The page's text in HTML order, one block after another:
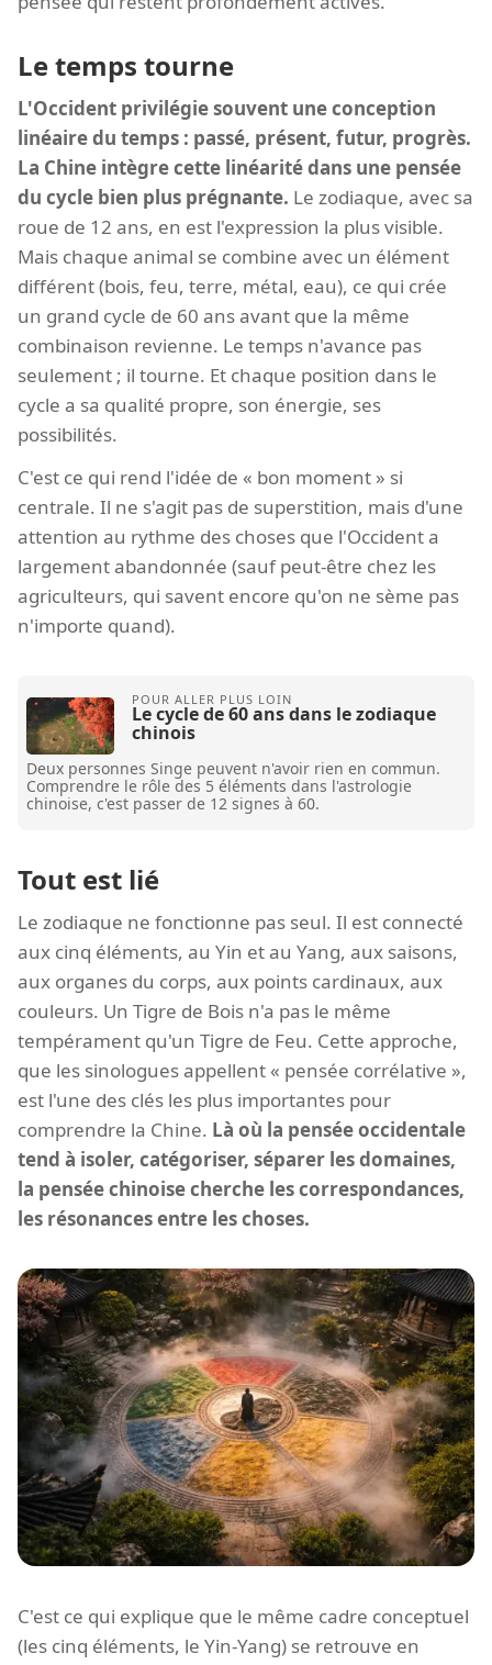
Le temps tourne
L'Occident privilégie souvent une conception
linéaire du temps : passé, présent, futur, progrès.
La Chine intègre cette linéarité dans une pensée
du cycle bien plus prégnante. Le zodiaque, avec sa
roue de 12 ans, en est l'expression la plus visible.
Mais chaque animal se combine avec un élément
différent (bois, feu, terre, métal, eau), ce qui crée
un grand cycle de 60 ans avant que la même
combinaison revienne. Le temps n'avance pas
seulement ; il tourne. Et chaque position dans le
cycle a sa qualité propre, son énergie, ses
possibilités.
C'est ce qui rend l'idée de « bon moment » si
centrale. Il ne s'agit pas de superstition, mais d'une
attention au rythme des choses que l'Occident a
largement abandonnée (sauf peut-être chez les
agriculteurs, qui savent encore qu'on ne sème pas
n'importe quand).
Le cycle de 60 ans dans le zodiaque
chinois
Deux personnes Singe peuvent n'avoir rien en commun.
Comprendre le rôle des 5 éléments dans l'astrologie
chinoise, c'est passer de 12 signes à 60.
Tout est lié
Le zodiaque ne fonctionne pas seul. Il est connecté
aux cinq éléments, au Yin et au Yang, aux saisons,
aux organes du corps, aux points cardinaux, aux
couleurs. Un Tigre de Bois n'a pas le même
tempérament qu'un Tigre de Feu. Cette approche,
que les sinologues appellent « pensée corrélative »,
est l'une des clés les plus importantes pour
comprendre la Chine. Là où la pensée occidentale
tend à isoler, catégoriser, séparer les domaines,
la pensée chinoise cherche les correspondances,
les résonances entre les choses.
C'est ce qui explique que le même cadre conceptuel
(les cinq éléments, le Yin-Yang) se retrouve en